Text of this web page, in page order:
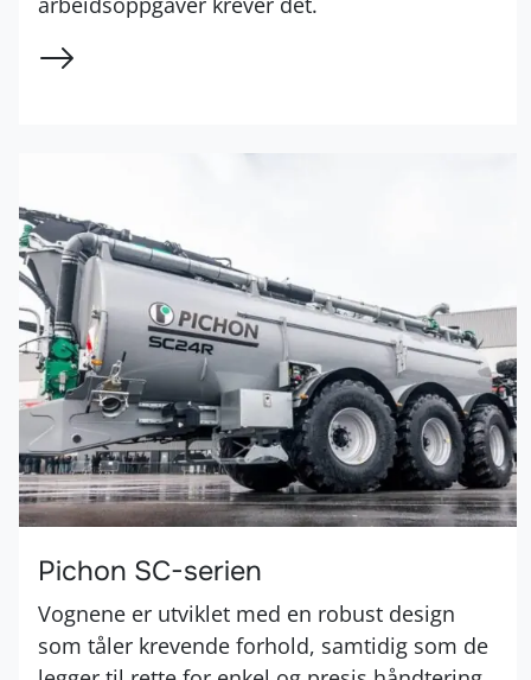
Pichon SC-serien
Vognene er utviklet med en robust design
som tåler krevende forhold, samtidig som de